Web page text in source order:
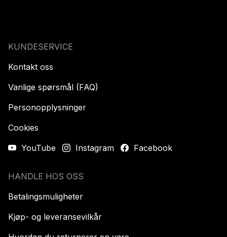
KUNDESERVICE
Kontakt oss
Vanlige spørsmål (FAQ)
Personopplysninger
Cookies
YouTube
Instagram Facebook
HANDLE HOS OSS
Betalingsmuligheter
Kjøp- og leveransevilkår